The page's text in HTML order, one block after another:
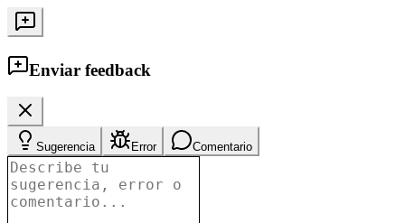
Enviar feedback
Sugerencia Error Comentario